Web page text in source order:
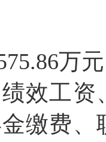
万
效工
缴费